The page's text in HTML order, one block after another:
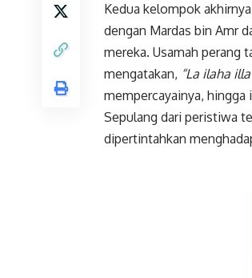
Kedua kelompok
dengan Mardas bin Amr
mereka. Usamah perang
mengatakan, “La ilaha
mempercayainya, hingga
Sepulang dari peristiwa
dipertintahkan